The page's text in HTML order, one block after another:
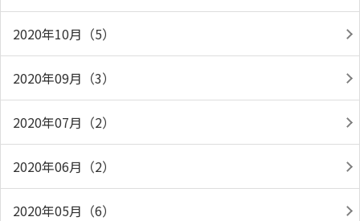
2020年10月（5）
2020年09月（3）
2020年07月（2）
2020年06月（2）
2020年05月（6）